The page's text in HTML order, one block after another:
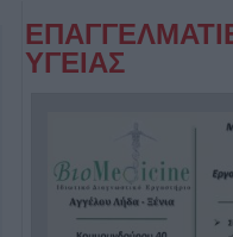
ΥΓΕΙΑΣ